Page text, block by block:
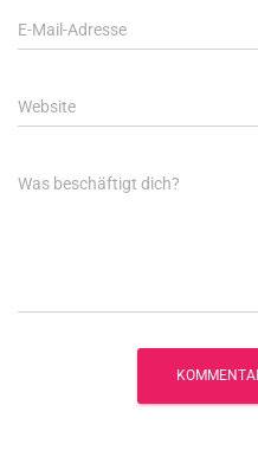
E-Mail-Adresse
Website
Was beschäftigt dich?